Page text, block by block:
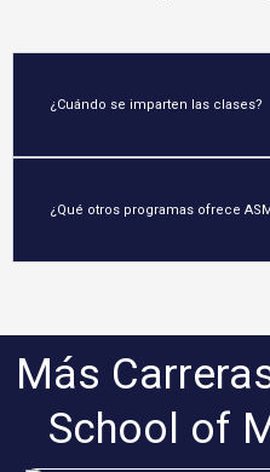
¿Cuándo se imparten las clases?
¿Qué otros programas ofrece
Más
School of